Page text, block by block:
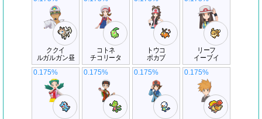
ククイ
ルガルガン昼
コトネ
チコリータ
トウコ
ポカブ
リーフ
イーブイ
0.175% 0.175% 0.175% 0.175%